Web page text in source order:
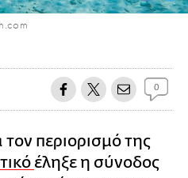
0
περιορισμό της
έληξε η σύνοδος